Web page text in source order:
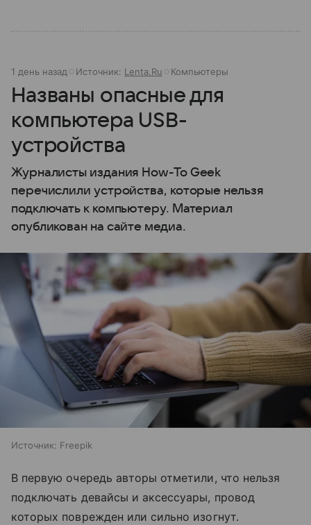
1 день назад Источник: Lenta.Ru Компьютеры
Названы опасные для
компьютера USB-
устройства
Журналисты издания How-To Geek
перечислили устройства, которые нельзя
подключать к компьютеру. Материал
опубликован на сайте медиа.
Источник: Freepik
В первую очередь авторы отметили, что нельзя
подключать девайсы и аксессуары, провод
которых поврежден или сильно изогнут.